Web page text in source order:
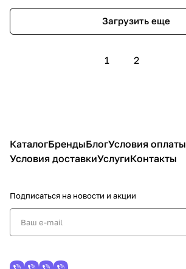
Загрузить еще
1 2
КаталогБрендыБлогУсловия оплаты
Условия доставкиУслугиКонтакты
Подписаться на новости и акции